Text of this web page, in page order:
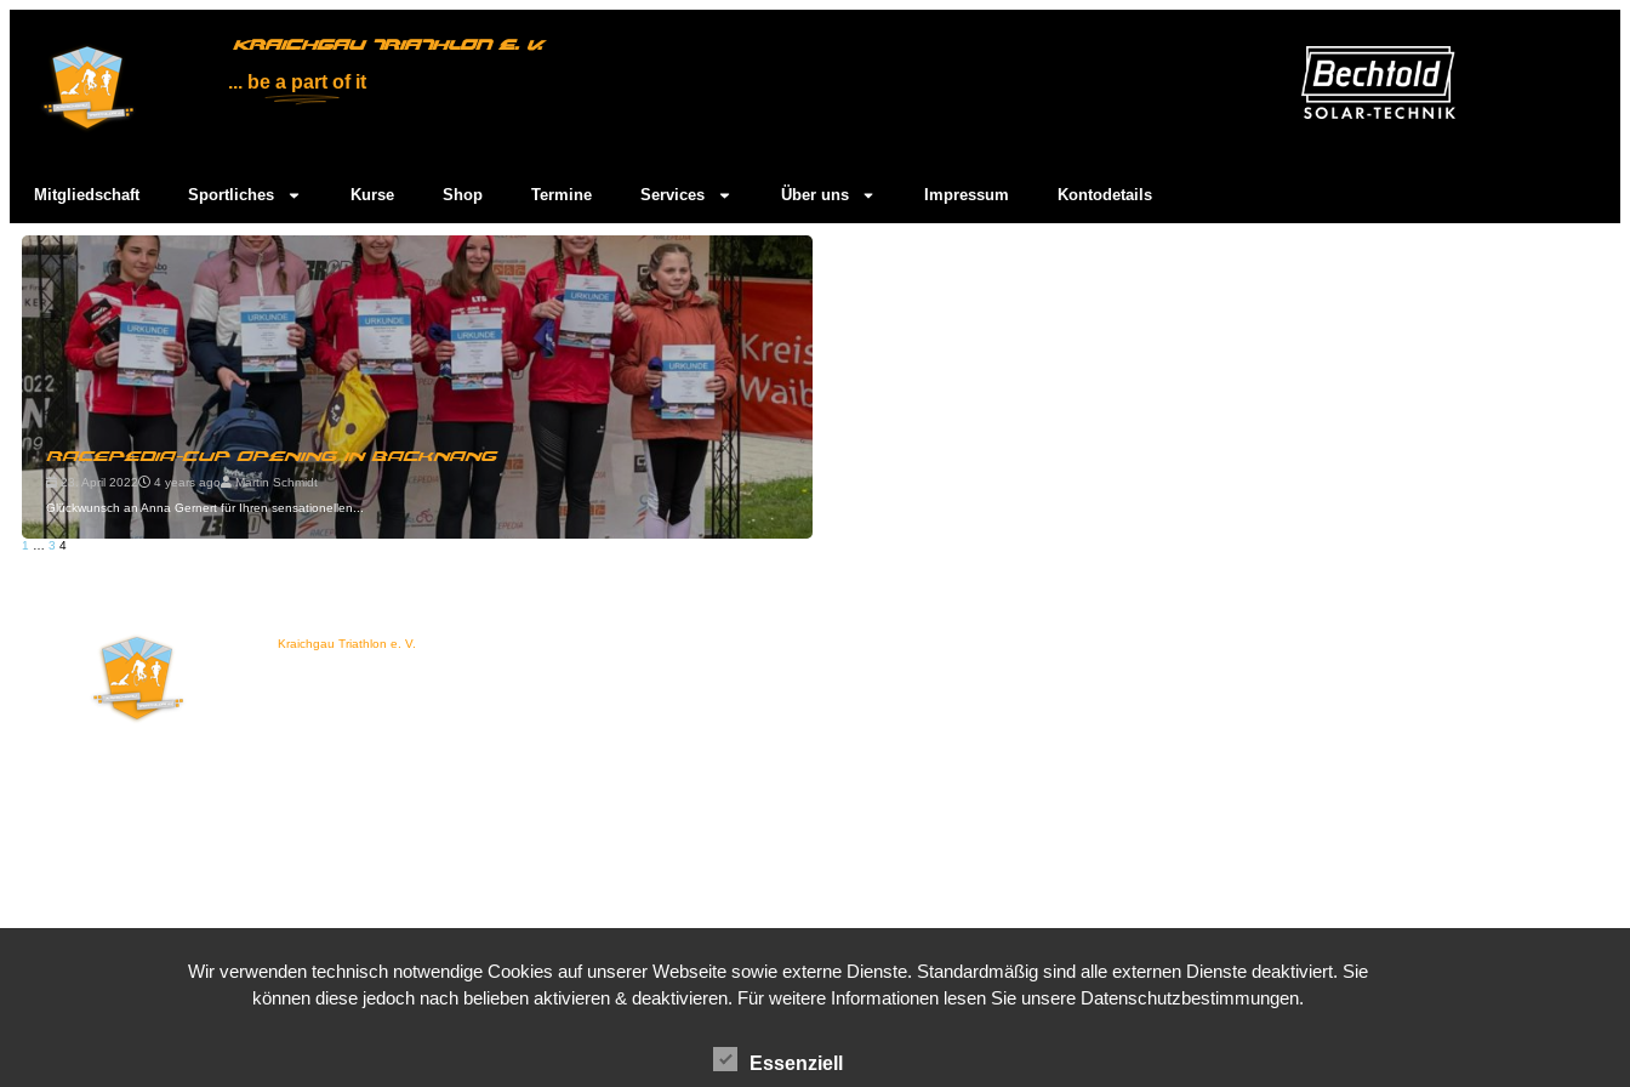
KRAICHGAU TRIATHLON E. V.
... be a part of it
Mitgliedschaft Sportliches Kurse Shop Termine Services Über uns Impressum Kontodetails
Racepedia-Cup Opening in Backnang
23. April 2022 4 years ago
Martin Schmidt
Glückwunsch an Anna Gernert für Ihren sensationellen...
1 3 4
Kraichgau Triathlon e. V.
Wir verwenden technisch notwendige Cookies auf unserer Webseite sowie externe Dienste. Standardmäßig sind alle externen Dienste deaktiviert. Sie
können diese jedoch nach belieben aktivieren & deaktivieren. Für weitere Informationen lesen Sie unsere Datenschutzbestimmungen.
Essenziell